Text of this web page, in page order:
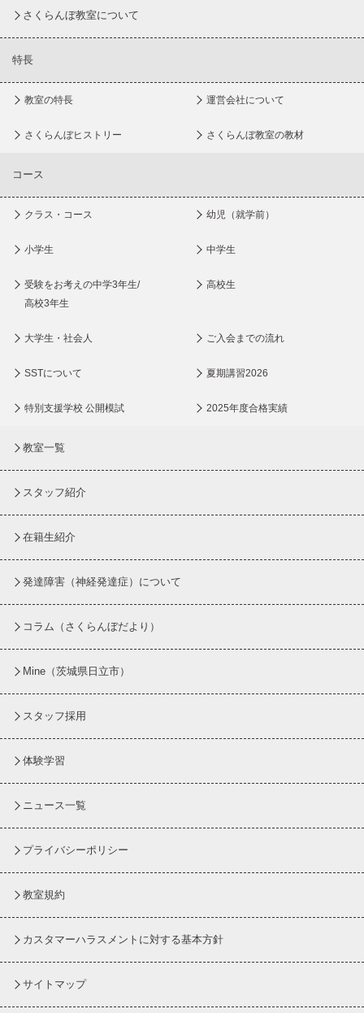
さくらんぼ教室について
特長
教室の特長 運営会社について
さくらんぼヒストリー さくらんぼ教室の教材
コース
クラス・コース 幼児（就学前）
小学生 中学生
受験をお考えの中学3年生/
高校3年生
高校生
大学生・社会人 ご入会までの流れ
SSTについて 夏期講習2026
特別支援学校 公開模試 2025年度合格実績
教室一覧
スタッフ紹介
在籍生紹介
発達障害（神経発達症）について
コラム （さくらんぼだより）
Mine（茨城県日立市）
スタッフ採用
体験学習
ニュース一覧
プライバシーポリシー
教室規約
カスタマーハラスメントに対する基本方針
サイトマップ